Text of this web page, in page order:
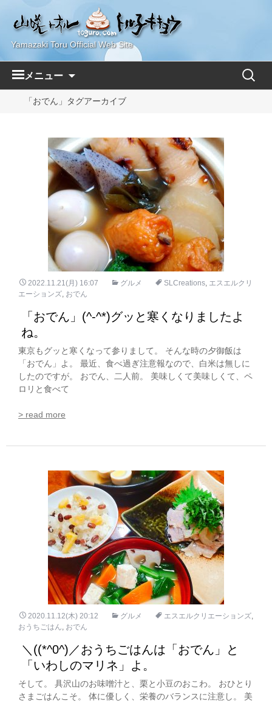
Yamazaki Toru Official Web Site
メニュー
テ
へ
ス
キ
ッ
プ
検
「おでん」タグアーカイブ
2022.11.21(月) 16:07 グルメ SLCreations, エスエルクリ
エーションズ, おでん
「おでん」(^-^*)グッと寒くなりましたよ
ね。
東京もグッと寒くなって参りまして。 そんな時の夕御飯は
「おでん」よ。 最近、食べ過ぎ注意報なので、白米は無しに
したのですが。 おでん、二人前。 美味しくて美味しくて、ペ
ロリと食べて
> read more
2020.11.12(木) 20:12 グルメ エスエルクリエーションズ,
おうちごはん, おでん
＼((*^0^)／おうちごはんは「おでん」と
「いわしのマリネ」よ。
そして。 具沢山のお味噌汁と、栗と小豆のおこわ。 おひとり
さまごはんこそ。 体に優しく、栄養のバランスに注意し。 美